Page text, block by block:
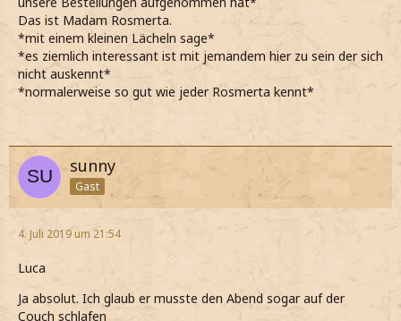
Das ist Madam Rosmerta.
*mit einem kleinen Lächeln sage*
*es ziemlich interessant ist mit jemandem hier zu sein der sich
nicht auskennt*
*normalerweise so gut wie jeder Rosmerta kennt*
sunny
Gast
4. Juli 2019 um 21:54
Luca
Ja absolut. Ich glaub er musste den Abend sogar auf der
Couch schlafen